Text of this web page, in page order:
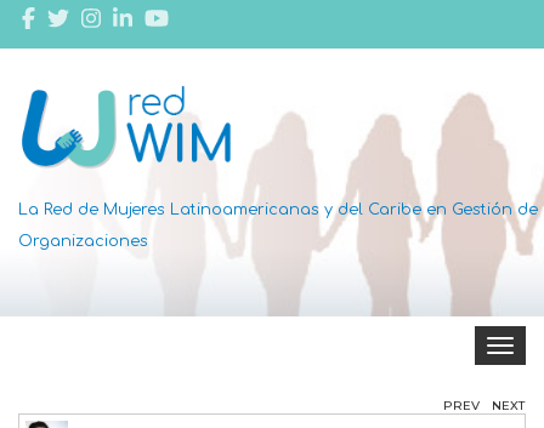
La Red de Mujeres Latinoamericanas y del Caribe en Gestión de
Organizaciones
Toggle
PREV NEXT